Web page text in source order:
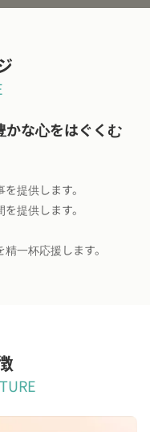
かな心をはぐくむ
提供します。
提供します。
一杯応援します。